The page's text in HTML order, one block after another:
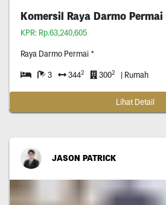
Komersil Raya Darmo Permai
KPR: Rp.63,240,605
Raya Darmo Permai *
3 3442 3002 | Rumah
Lihat Detail
JASON PATRICK